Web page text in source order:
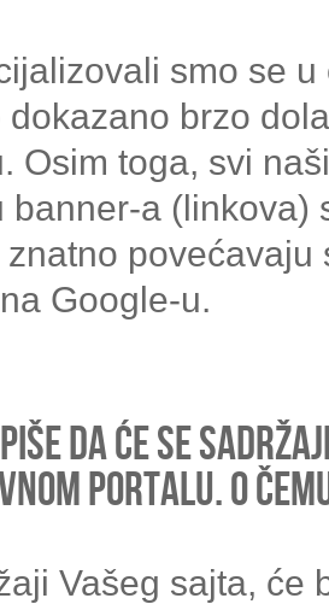
smo se
dokazano brzo
Osim toga, svi
banner-a (linkova)
Google-u.
piše da će se
portalu. O
Vašeg sajta, će